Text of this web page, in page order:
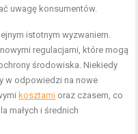
uwagę konsumentów.
istotnym wyzwaniem.
regulacjami, które mogą
środowiska. Niekiedy
w odpowiedzi na nowe
kosztami oraz czasem, co
małych i średnich